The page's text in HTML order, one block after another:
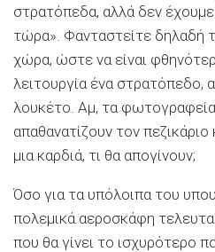
στρατόπεδα, αλλά δεν
τώρα». Φανταστείτε δηλαδή
χώρα, ώστε να είναι
λειτουργία ένα στρατόπεδο,
λουκέτο. Αμ, τα
απαθανατίζουν τον
μια καρδιά, τι θα απογίνουν;
Όσο για τα υπόλοιπα του
πολεμικά αεροσκάφη
που θα γίνει το ισχυρότερο